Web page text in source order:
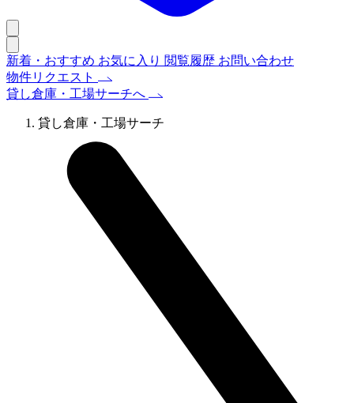
新着・おすすめ お気に入り 閲覧履歴 お問い合わせ
物件リクエスト
貸し倉庫・工場サーチへ
貸し倉庫・工場サーチ